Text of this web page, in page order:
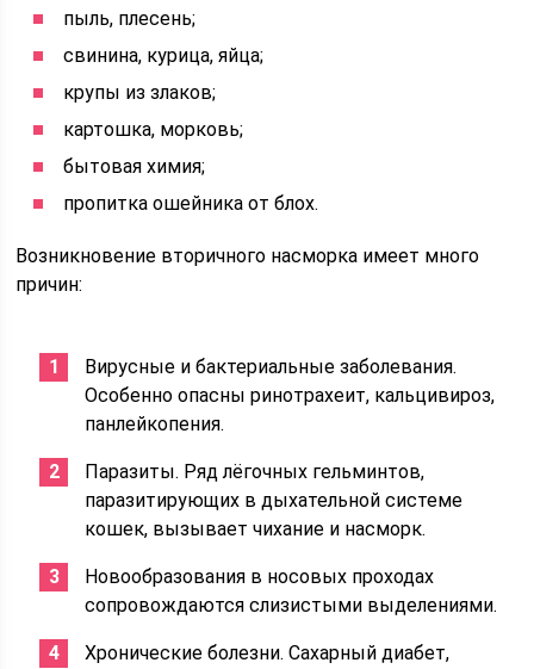
пыль, плесень;
свинина, курица, яйца;
крупы из злаков;
картошка, морковь;
бытовая химия;
пропитка ошейника от блох.
Возникновение вторичного насморка имеет много
причин:
Вирусные и бактериальные заболевания.
Особенно опасны ринотрахеит, кальцивироз,
панлейкопения.
Паразиты. Ряд лёгочных гельминтов,
паразитирующих в дыхательной системе
кошек, вызывает чихание и насморк.
Новообразования в носовых проходах
сопровождаются слизистыми выделениями.
Хронические болезни. Сахарный диабет,